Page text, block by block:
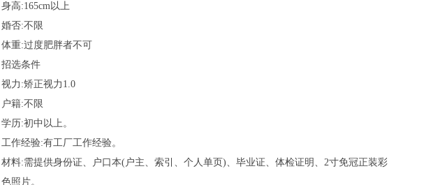
身高:165cm以上
婚否:不限
体重:过度肥胖者不可
招选条件
视力:矫正视力1.0
户籍:不限
学历:初中以上。
工作经验:有工厂工作经验。
材料:需提供身份证、户口本(户主、索引、个人单页)、毕业证、体检证明、2寸免冠正装彩
色照片。